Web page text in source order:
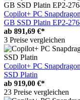
Copilot+ PC
GB SSD Platin EP2-
ab 891,69 €*
3 Preise vergleichen
Copilot+ PC
SSD Platin
ab 919,00 €*
23 Preise vergleichen